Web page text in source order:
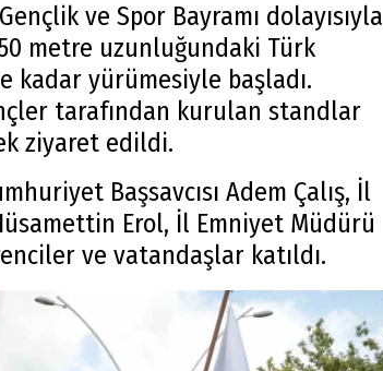
ve Spor Bayramı dolayısıyla
metre uzunluğundaki Türk
kadar yürümesiyle başladı.
tarafından kurulan standlar
ziyaret edildi.
Başsavcısı Adem Çalış, İl
Erol, İl Emniyet Müdürü
ve vatandaşlar katıldı.